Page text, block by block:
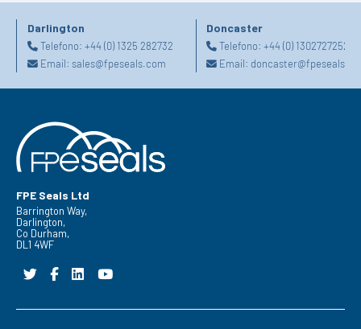
Darlington
Telefono: +44 (0) 1325 282732
Email: sales@fpeseals.com
Doncaster
Telefono:+44 (0) 1302727252
Email:
FPE Seals Ltd
Barrington Way,
Darlington,
Co Durham,
DL1 4WF